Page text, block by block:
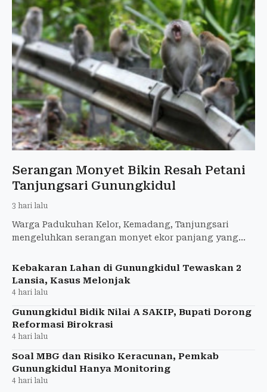
Serangan Monyet Bikin Resah Petani
Tanjungsari Gunungkidul
3 hari lalu
Warga Padukuhan Kelor, Kemadang, Tanjungsari
mengeluhkan serangan monyet ekor panjang yang
gagal panen.
Kebakaran Lahan di Gunungkidul Tewaskan 2
Lansia, Kasus Melonjak
4 hari lalu
Gunungkidul Bidik Nilai A SAKIP, Bupati Dorong
Reformasi Birokrasi
4 hari lalu
Soal MBG dan Risiko Keracunan, Pemkab
Gunungkidul Hanya Monitoring
4 hari lalu